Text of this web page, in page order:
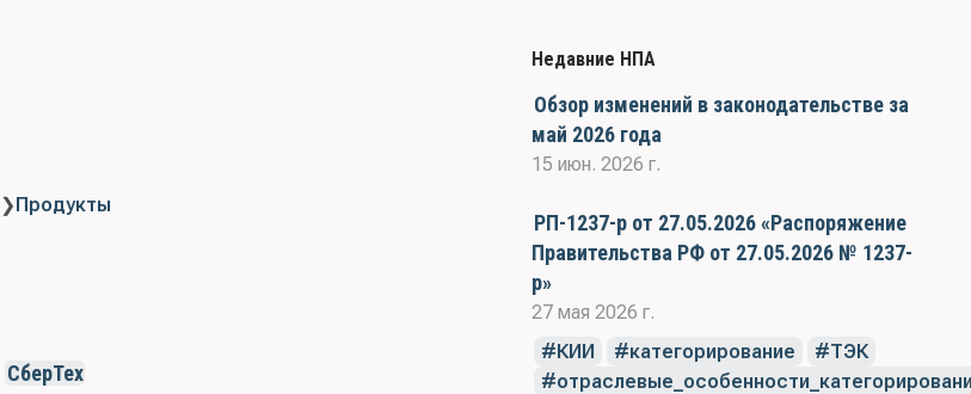
❯Продукты
СберТех
Недавние НПА
Обзор изменений в законодательстве за
май 2026 года
15 июн. 2026 г.
РП-1237-р от 27.05.2026 «Распоряжение
Правительства РФ от 27.05.2026 № 1237-
р»
27 мая 2026 г.
КИИ
категорирование
ТЭК